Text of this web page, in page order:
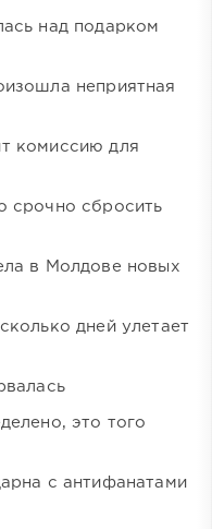
над подарком
неприятная
комиссию для
срочно сбросить
в Молдове новых
дней улетает
это того
с антифанатами